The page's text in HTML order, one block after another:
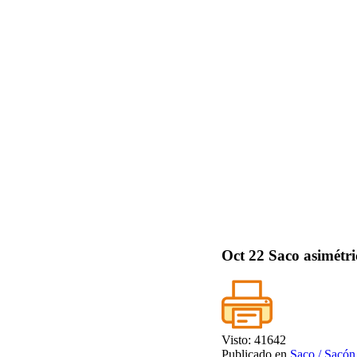
Oct 22 Saco
Visto: 41642